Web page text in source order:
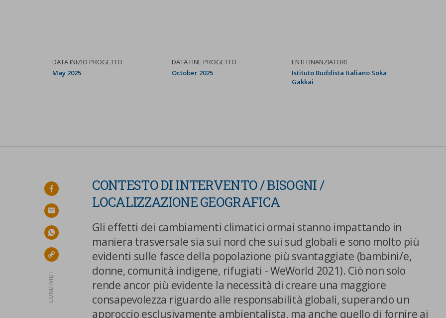
Centro preferenze sulla privacy
La tua privacy
Utilizziamo cookie tecnici, indispensabili per permettere la
fruizione del sito nonché, previo consenso dell’utente,
profilazione propri e di terze parti, che sono finalizzati a
pubblicitari collegati alle preferenze degli utenti, a partire
navigazione e dal loro profilo. È possibile configurare o
clic su “Impostazioni cookie”. Inoltre, gli utenti possono
premendo il pulsante “Accetta tutti i cookie”. Per ulteriori
Cookie
strettamente
necessari
Cookie di Analisi
DATA INIZIO PROGETTO
May 2025
DATA FINE PROGETTO
October 2025
ENTI FINANZIATORI
Istituto Buddista Italiano Soka
Gakkai
CONDIVIDI
facebook
email
whatsapp
link
CONTESTO DI INTERVENTO / BISOGNI /
LOCALIZZAZIONE GEOGRAFICA
Gli effetti dei cambiamenti climatici ormai stanno impattando in
maniera trasversale sia sui nord che sui sud globali e sono molto più
evidenti sulle fasce della popolazione più svantaggiate (bambini/e,
donne, comunità indigene, rifugiati - WeWorld 2021). Ciò non solo
rende ancor più evidente la necessità di creare una maggiore
consapevolezza riguardo alle responsabilità globali, superando un
approccio esclusivamente ambientalista, ma anche quello di fornire ai